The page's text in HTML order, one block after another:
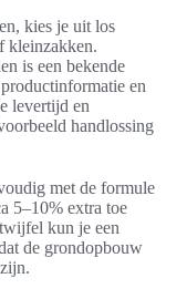
kies je uit los
kleinzakken.
is een bekende
en
levertijd en
handlossing
met de formule
5–10% extra toe
kun je een
de grondopbouw